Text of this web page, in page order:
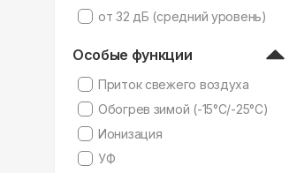
от 32 дБ (средний уровень)
Особые функции
Приток свежего воздуха
Обогрев зимой (-15°C/-25°C)
Ионизация
УФ